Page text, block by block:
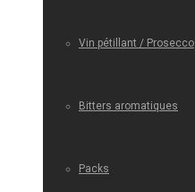
Vin pétillant / Prosecco
Bitters aromatiques
Packs